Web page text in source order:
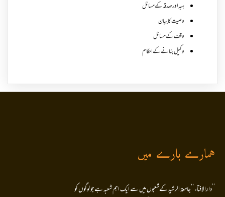
ہبہ اور صدقہ کے مسائل
وصیت کا بیان
وقف کے مسائل
وکیل بنانے کے احکام
ہمارے بارے میں
’’دارالافتاء ‘‘جامعۃ الرشید کےشعبوں میں سے ایک اہم شعبہ ہے جو لوگوں کو